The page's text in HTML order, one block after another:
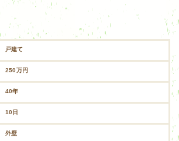
戸建て
250万円
40年
10日
外壁